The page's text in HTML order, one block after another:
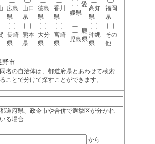
広島
県
山口
県
徳島
県
香川
県
愛
媛県
高知
県
福岡
県
長崎
県
熊本
県
大分
県
宮崎
県
鹿
児島県
沖縄
県
その
他
名の自治体は、都道府県とあわせて検索
ことで分けて探すことができます。
道府県、政令市や合併で選挙区が分かれ
る場合
から